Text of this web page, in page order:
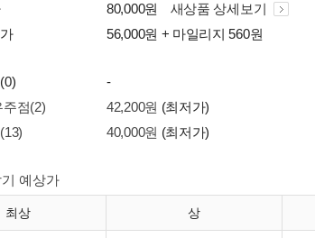
80,000원
새상품 상세보기
56,000원 + 마일리지 560원
-
주점(2)
42,200원 (최저가)
40,000원 (최저가)
예상가
최상 상